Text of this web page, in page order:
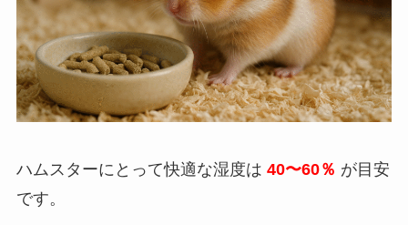
ハムスターにとって快適な湿度は 40〜60％ が目安
です。